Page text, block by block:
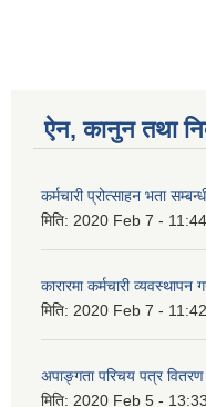
ऐन, कानुन तथा
कर्मचारी प्रोत्साहन भता
मिति: 2020 Feb 7 - 11:44
कारारमा कर्मचारी व्यवस्थापन
मिति: 2020 Feb 7 - 11:42
अपाङ्गता परिचय पत्र
मिति: 2020 Feb 5 - 13:33